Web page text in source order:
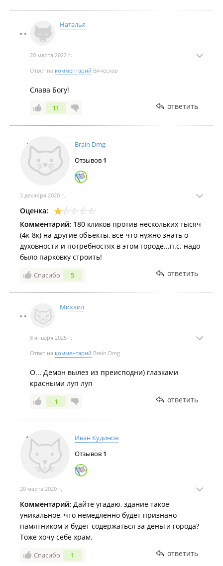
Наталья
20 марта 2022 г.
Ответ на комментарий Вячеслав
Слава Богу!
11 ответить
Brain Dmg
Отзывов 1
3 декабря 2020 г.
Оценка:
Комментарий: 180 кликов против нескольких тысяч
(4к-8к) на другие объекты, все что нужно знать о
духовности и потребностях в этом городе...п.с. надо
было парковку строить!
Спасибо 5 ответить
Михаил
8 января 2025 г.
Ответ на комментарий Brain Dmg
О... Демон вылез из преисподни) глазками
красными луп луп
1 ответить
Иван Кудинов
Отзывов 1
20 марта 2020 г.
Комментарий: Дайте угадаю, здание такое
уникальное, что немедленно будет признано
памятником и будет содержаться за деньги города?
Тоже хочу себе храм.
Спасибо 1 ответить